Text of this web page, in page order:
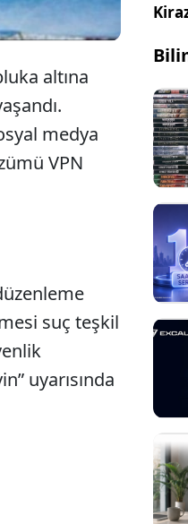
altına
medya
VPN
suç teşkil
uyarısında